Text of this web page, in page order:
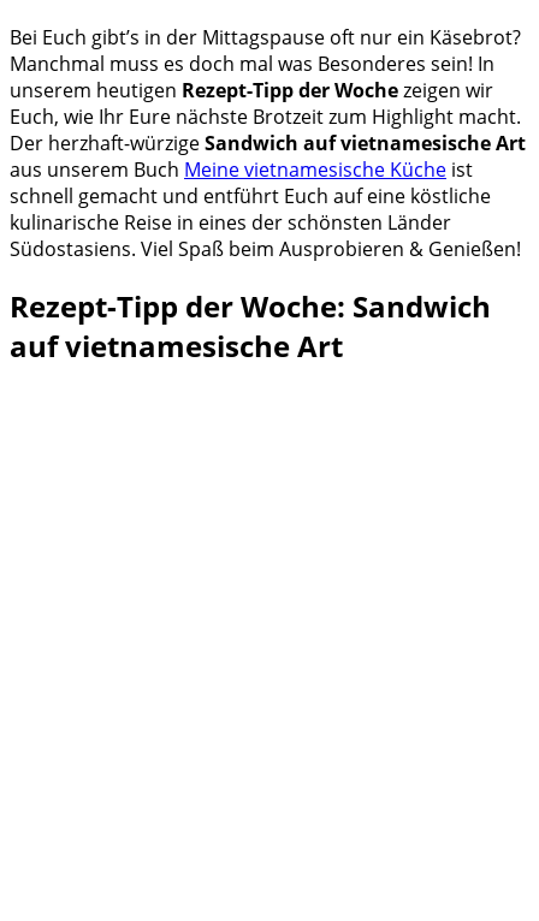
Bei Euch gibt’s in der Mittagspause oft nur ein Käsebrot?
Manchmal muss es doch mal was Besonderes sein! In
unserem heutigen Rezept-Tipp der Wochezeigen wir
Euch, wie Ihr Eure nächste Brotzeit zum Highlight macht.
Der herzhaft-würzigeSandwich auf vietnamesische Art
aus unserem Buch Meine vietnamesische Küche ist
schnell gemacht und entführt Euch auf eine köstliche
kulinarische Reise in eines der schönsten Länder
Südostasiens. Viel Spaß beim Ausprobieren & Genießen!
Rezept-Tipp der Woche: Sandwich
auf vietnamesische Art